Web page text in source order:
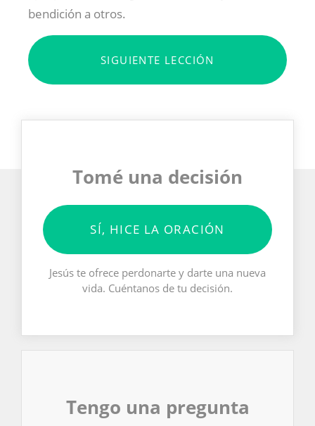
bendición a otros.
SIGUIENTE LECCIÓN
Tomé una decisión
SÍ, HICE LA ORACIÓN
Jesús te ofrece perdonarte y darte una nueva
vida. Cuéntanos de tu decisión.
Tengo una pregunta